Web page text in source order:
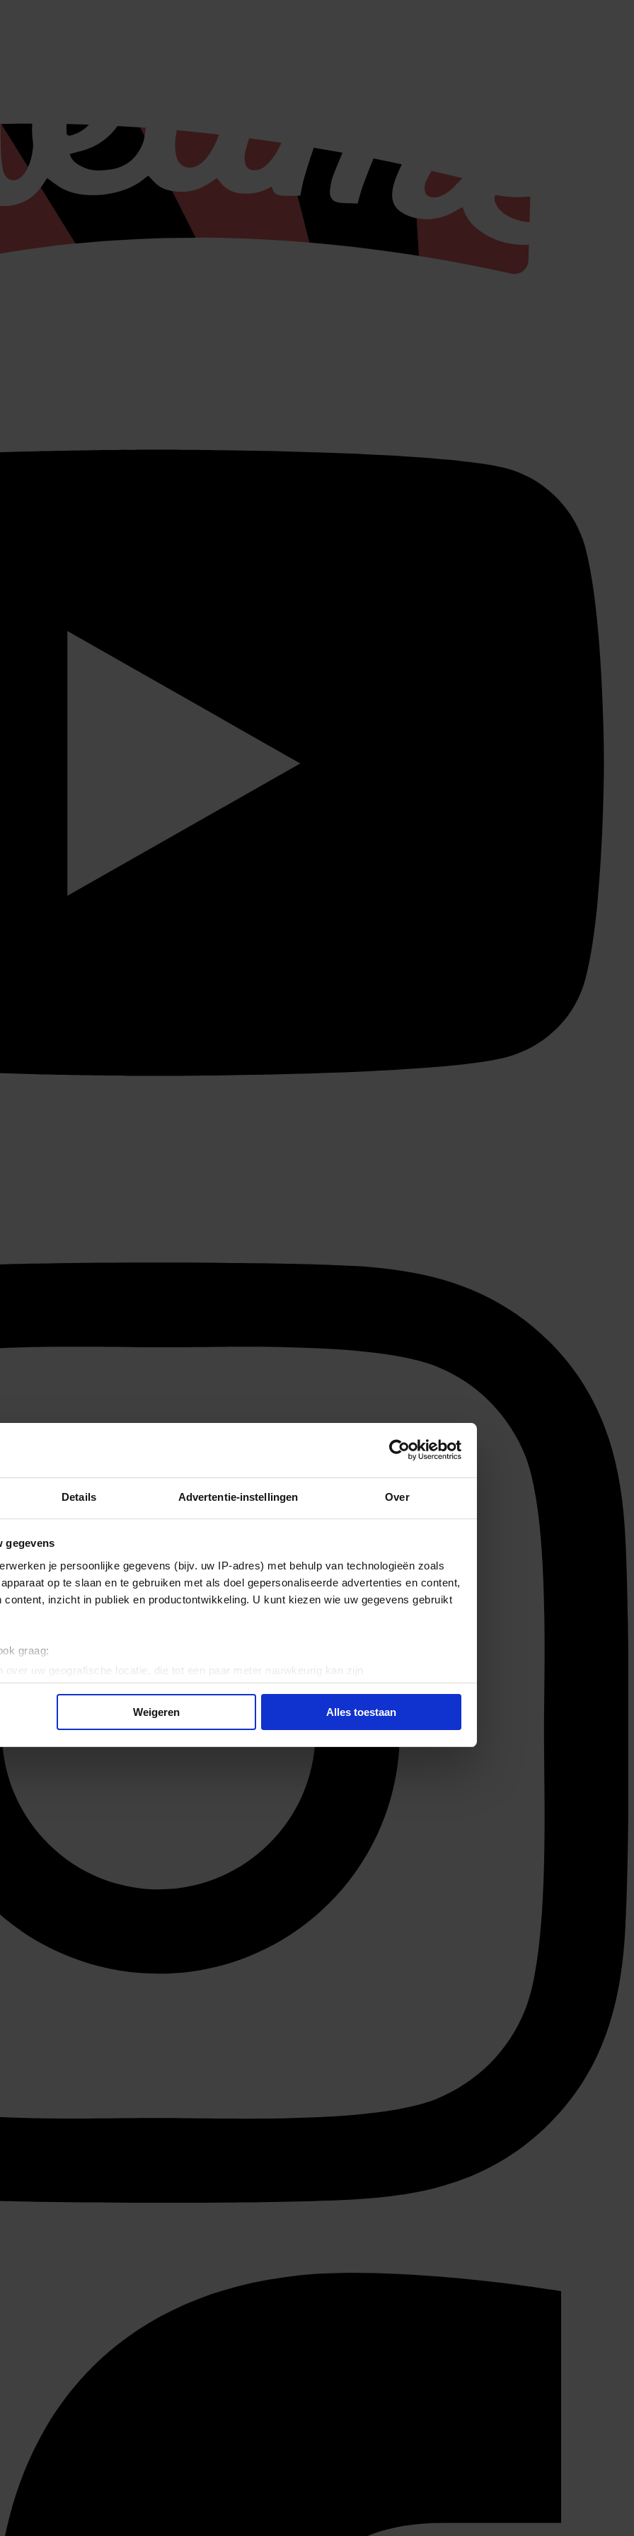
Details Advertentie-instellingen Over
gegevens
je persoonlijke gegevens (bijv. uw IP-adres) met behulp van technologieën zoals
op te slaan en te gebruiken met als doel gepersonaliseerde advertenties en content,
content, inzicht in publiek en productontwikkeling. U kunt kiezen wie uw gegevens gebruikt
graag:
over uw geografische locatie, die tot een paar meter nauwkeurig kan zijn
door het actief te scannen op specifieke eigenschappen (fingerprinting)
gegevens worden verwerkt en stel uw voorkeuren in het
detailgedeelte
en advertenties te personaliseren, om functies voor social media te bieden en om ons
Ook delen we informatie over uw gebruik van onze site met onze partners voor social
Deze partners kunnen deze gegevens combineren met andere informatie die u aan ze heeft
op basis van uw gebruik van hun services.
Weigeren Alles toestaan